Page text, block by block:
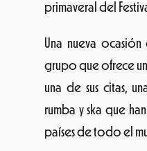
primaveral del
Una nueva
grupo que ofrece
una de sus citas,
rumba y ska que
países de todo el